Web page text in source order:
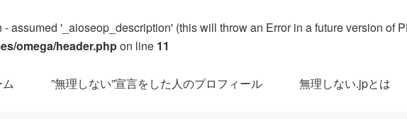
assumed '_aioseop_description' (this will throw an Error in a future version of
omega/header.phpon line 11
”無理しない”宣言をした人のプロフィール 無理しない.jpとは